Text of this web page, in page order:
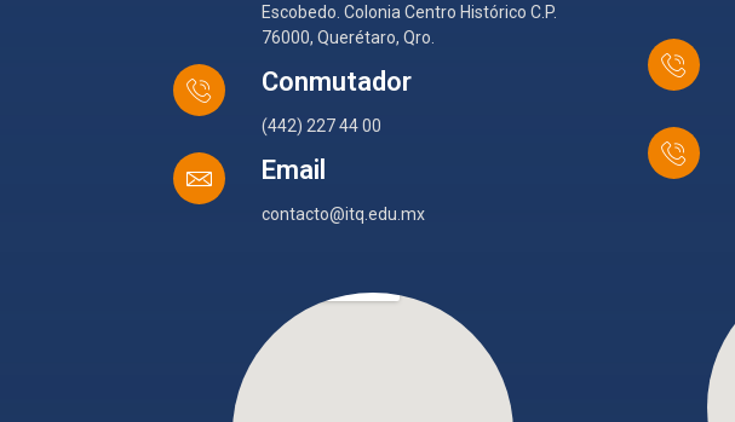
Escobedo. Colonia Centro Histórico C.P.
76000, Querétaro, Qro.
Conmutador
(442) 227 44 00
Email
contacto@itq.edu.mx